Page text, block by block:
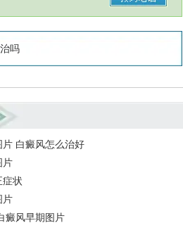
吗
白癜风怎么治好
片
症状
片
癜风早期图片